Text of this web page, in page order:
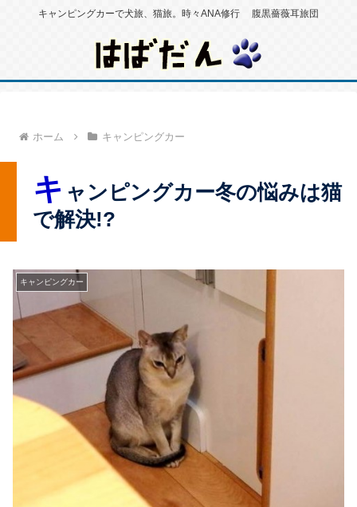
キャンピングカーで犬旅、猫旅。時々ANA修行 腹黒薔薇耳旅団
ホーム キャンピングカー
キ ャンピングカー冬の悩みは猫
で解決!?
キャンピングカー